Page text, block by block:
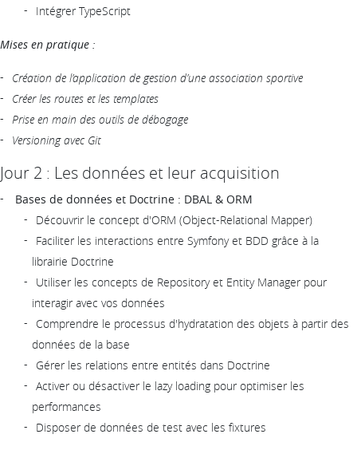
Intégrer TypeScript
Mises en pratique :
Création de l’application de gestion d’une association sportive
Créer les routes et les templates
Prise en main des outils de débogage
Versioning avec Git
Jour 2 : Les données et leur acquisition
Bases de données et Doctrine : DBAL & ORM
Découvrir le concept d'ORM (Object-Relational Mapper)
Faciliter les interactions entre Symfony et BDD grâce à la
librairie Doctrine
Utiliser les concepts de Repository et Entity Manager pour
interagir avec vos données
Comprendre le processus d'hydratation des objets à partir des
données de la base
Gérer les relations entre entités dans Doctrine
Activer ou désactiver le lazy loading pour optimiser les
performances
Disposer de données de test avec les fixtures